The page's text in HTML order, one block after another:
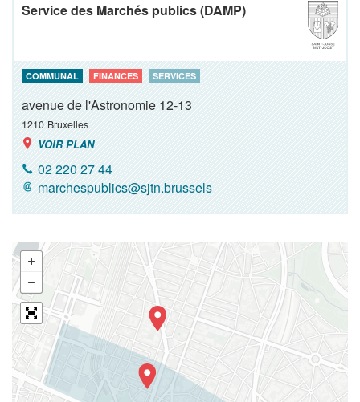
Service des Marchés publics (DAMP)
COMMUNAL FINANCES SERVICES
avenue de l'Astronomie 12-13
1210 Bruxelles
VOIR PLAN
02 220 27 44
marchespublics@sjtn.brussels